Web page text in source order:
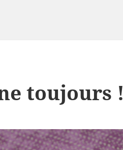
toujours !